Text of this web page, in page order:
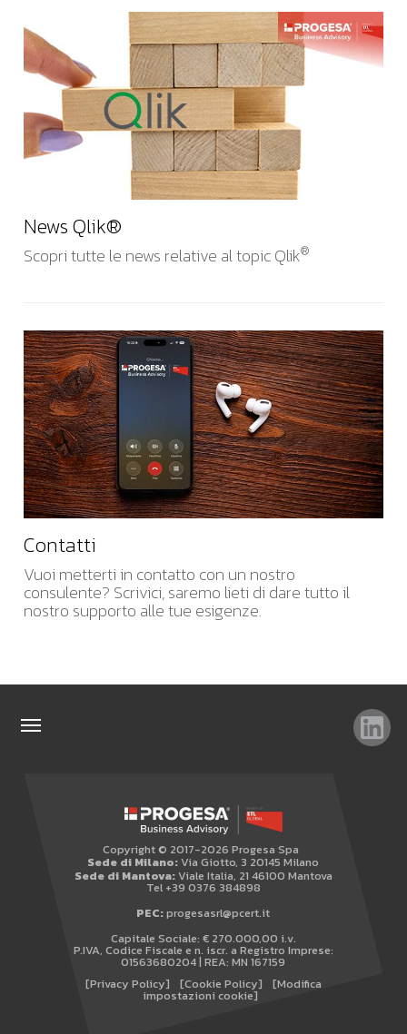
News Qlik®
Scopri tutte le news relative al topic Qlik®
Contatti
Vuoi metterti in contatto con un nostro
consulente? Scrivici, saremo lieti di dare tutto il
nostro supporto alle tue esigenze.
AREA RISERVATA
WHISTLEBLOWING
Copyright © 2017-2026 Progesa Spa
Sede di Milano:Via Giotto, 3 20145 Milano
Sede di Mantova:Viale Italia, 21 46100 Mantova
Tel +39 0376 384898
PEC:progesasrl@pcert.it
Capitale Sociale: € 270.000,00 i.v.
P.IVA, Codice Fiscale e n. iscr. a Registro Imprese:
01563680204 | REA: MN 167159
[Privacy Policy]
[Cookie Policy] [Modifica
impostazioni cookie]